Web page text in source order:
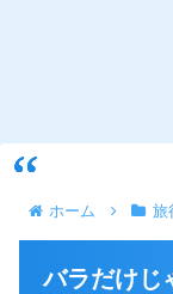
ホーム 旅
バラだけじ